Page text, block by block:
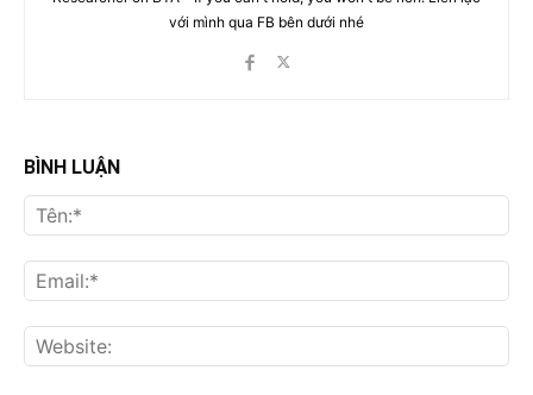
với mình qua FB bên dưới nhé
BÌNH LUẬN